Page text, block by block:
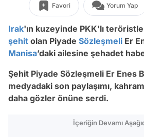
Favori Yorum Yap
Irak'ın kuzeyinde PKK'lı
şehit olan Piyade Sözleşmeli Er
Manisa’daki ailesine şehadet
Şehit Piyade Sözleşmeli Er Enes
medyadaki son paylaşımı,
daha gözler önüne serdi.
İçeriğin Devamı